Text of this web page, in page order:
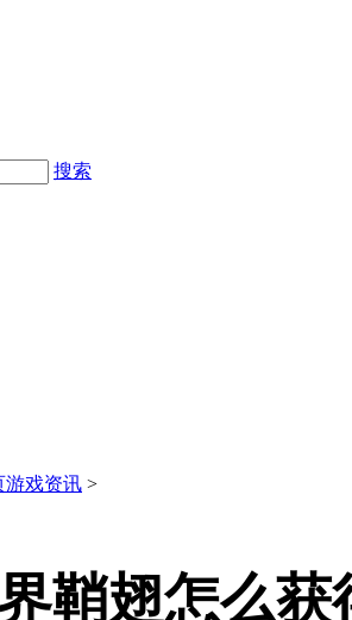
搜索
游戏资讯 >
鞘翅怎么